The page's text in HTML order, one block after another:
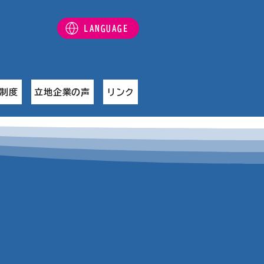
LANGUAGE
度 立地企業の声 リンク